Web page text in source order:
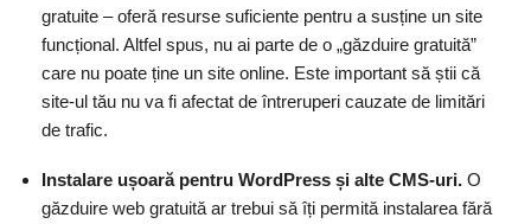
gratuite – oferă resurse suficiente pentru a susține un site
funcțional. Altfel spus, nu ai parte de o „găzduire gratuită”
care nu poate ține un site online. Este important să știi că
site-ul tău nu va fi afectat de întreruperi cauzate de limitări
de trafic.
Instalare ușoară pentru WordPress și alte CMS-uri. O
găzduire web gratuită ar trebui să îți permită instalarea fără